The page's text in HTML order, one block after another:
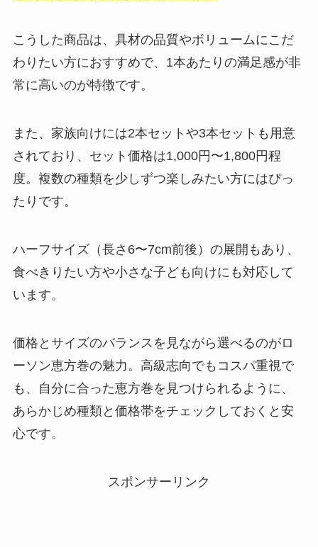
こうした商品は、具材の品質やボリュームにこだ
わりたい方におすすめで、1本あたりの満足感が非
常に高いのが特徴です。
また、家族向けには2本セットや3本セットも用意
されており、セット価格は1,000円〜1,800円程
度。複数の種類を少しずつ楽しみたい方にはぴっ
たりです。
ハーフサイズ（長さ6〜7cm前後）の展開もあり、
食べきりたい方や小さな子ども向けにも対応して
います。
価格とサイズのバランスを見ながら選べるのがロ
ーソン恵方巻の魅力。高級志向でもコスパ重視で
も、自分に合った恵方巻を見つけられるように、
あらかじめ種類と価格帯をチェックしておくと安
心です。
スポンサーリンク